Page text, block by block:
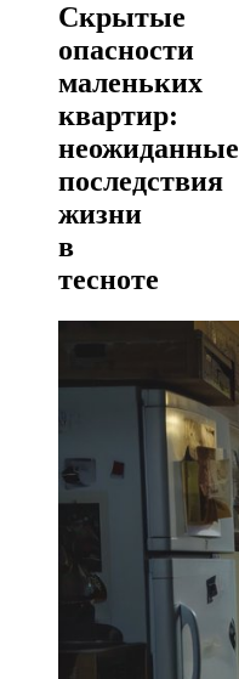
Скрытые
опасности
маленьких
квартир:
неожиданные
последствия
жизни
в
тесноте